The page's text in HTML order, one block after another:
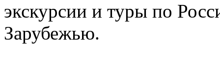
экскурсии и туры по
Зарубежью.